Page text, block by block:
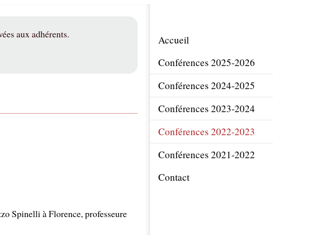
aux adhérents.
Spinelli à Florence, professeure
Accueil
Conférences 2025-2026
Conférences 2024-2025
Conférences 2023-2024
Conférences 2022-2023
Conférences 2021-2022
Contact